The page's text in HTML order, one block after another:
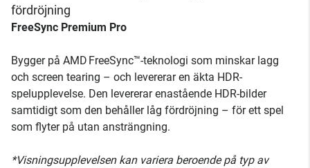
fördröjning
FreeSync Premium Pro
Bygger på AMD FreeSync™-teknologi som minskar lagg
och screen tearing – och levererar en äkta HDR-
spelupplevelse. Den levererar enastående HDR-bilder
samtidigt som den behåller låg fördröjning – för ett spel
som flyter på utan ansträngning.
*Visningsupplevelsen kan variera beroende på typ av